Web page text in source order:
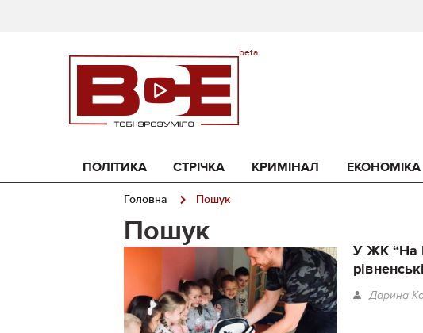
ПОЛІТИКА СТРІЧКА КРИМІНАЛ ЕКОНОМІКА
Головна Пошук
Пошук
У ЖК “На
Дарина